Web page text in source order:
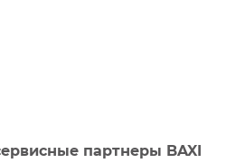
партнеры BAXI